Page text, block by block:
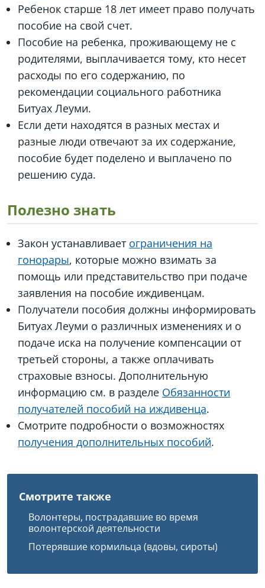
Ребенок старше 18 лет имеет право получать
пособие на свой счет.
Пособие на ребенка, проживающему не с
родителями, выплачивается тому, кто несет
расходы по его содержанию, по
рекомендации социального работника
Битуах Леуми.
Если дети находятся в разных местах и
разные люди отвечают за их содержание,
пособие будет поделено и выплачено по
решению суда.
Полезно знать
Закон устанавливает ограничения на
гонорары, которые можно взимать за
помощь или представительство при подаче
заявления на пособие иждивенцам.
Получатели пособия должны информировать
Битуах Леуми о различных изменениях и о
подаче иска на получение компенсации от
третьей стороны, а также оплачивать
страховые взносы. Дополнительную
информацию см. в разделе Обязанности
получателей пособий на иждивенца.
Смотрите подробности о возможностях
получения дополнительных пособий.
Смотрите также
Волонтеры, пострадавшие во время
волонтерской деятельности
Потерявшие кормильца (вдовы, сироты)